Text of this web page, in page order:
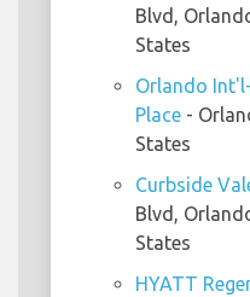
Blvd,
States
Orlando
Place -
States
Curbside
Blvd,
States
HYATT